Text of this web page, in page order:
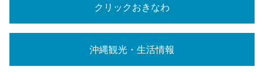
クリックおきなわ
沖縄観光・生活情報